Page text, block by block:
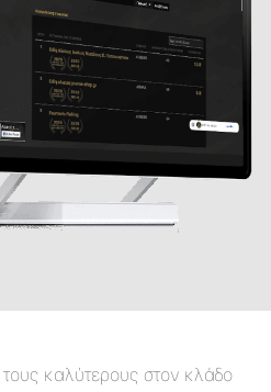
καλύτερους στον κλάδο